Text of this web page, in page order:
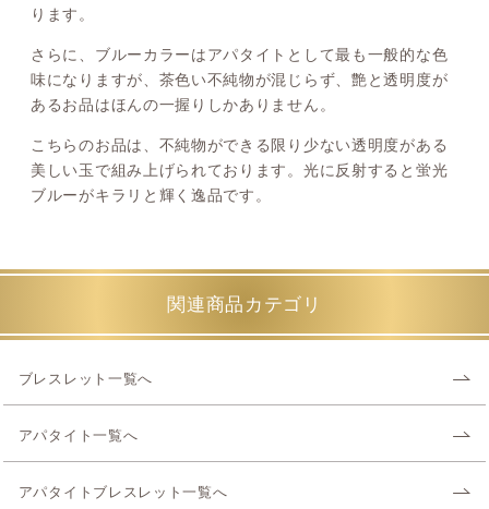
ります。
さらに、ブルーカラーはアパタイトとして最も一般的な色
味になりますが、茶色い不純物が混じらず、艶と透明度が
あるお品はほんの一握りしかありません。
こちらのお品は、不純物ができる限り少ない透明度がある
美しい玉で組み上げられております。光に反射すると蛍光
ブルーがキラリと輝く逸品です。
関連商品カテゴリ
ブレスレット一覧へ
アパタイト一覧へ
アパタイトブレスレット一覧へ